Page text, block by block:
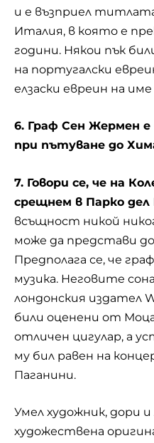
и е възприел
Италия, в която е
години. Някои пък
на португалски
елзаски евреин на
6. Граф Сен Жермен е
при пътуване до
7. Говори се, че на
срещнем в Парко дел
всъщност никой
може да представи
Предполага се, че
музика. Неговите
лондонския издател
били оценени от
отличен цигулар, а
му бил равен на
Паганини.
Умел художник, дори
художествена